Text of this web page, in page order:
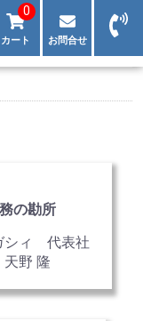
カート
0
お問合せ
の勘所
シィ 代表社
野 隆